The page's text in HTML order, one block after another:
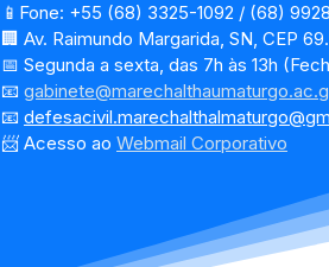
📱Fone: +55 (68) 3325-1092 / (68)
🏢 Av. Raimundo Margarida, SN, CEP
📅 Segunda a sexta, das 7h às 13h
📧
📧
📨 Acesso ao Webmail Corporativo